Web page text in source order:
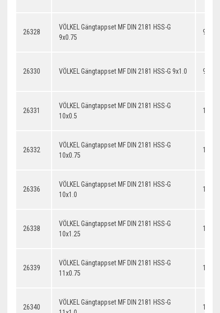
26328
VÖLKEL Gängtappset MF DIN 2181 HSS-G
9x0.75
26330 VÖLKEL Gängtappset MF DIN 2181 HSS-G 9x1.0 9x1.0
26331
VÖLKEL Gängtappset MF DIN 2181 HSS-G
10x0.5
26332
VÖLKEL Gängtappset MF DIN 2181 HSS-G
10x0.75
26336
VÖLKEL Gängtappset MF DIN 2181 HSS-G
10x1.0
26338
VÖLKEL Gängtappset MF DIN 2181 HSS-G
10x1.25
26339
VÖLKEL Gängtappset MF DIN 2181 HSS-G
11x0.75
26340
VÖLKEL Gängtappset MF DIN 2181 HSS-G